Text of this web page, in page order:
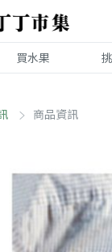
買水果
商品資訊